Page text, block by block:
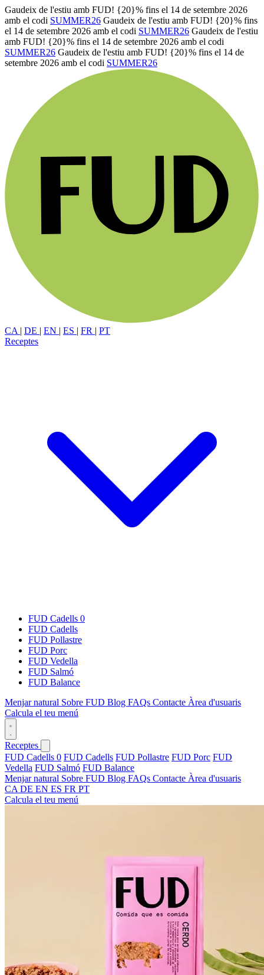
Gaudeix de l'estiu amb FUD! {20}% fins el 14 de setembre 2026
amb el codi SUMMER26 Gaudeix de l'estiu amb FUD! {20}% fins
el 14 de setembre 2026 amb el codi SUMMER26 Gaudeix de l'estiu
amb FUD! {20}% fins el 14 de setembre 2026 amb el codi
SUMMER26 Gaudeix de l'estiu amb FUD! {20}% fins el 14 de
setembre 2026 amb el codi SUMMER26
CA | DE | EN | ES | FR | PT
Receptes
FUD Cadells 0
FUD Cadells
FUD Pollastre
FUD Porc
FUD Vedella
FUD Salmó
FUD Balance
Menjar natural Sobre FUD Blog FAQs Contacte Àrea d'usuaris
Calcula el teu menú
Receptes
FUD Cadells 0 FUD Cadells FUD Pollastre FUD Porc FUD
Vedella FUD Salmó FUD Balance
Menjar natural Sobre FUD Blog FAQs Contacte Àrea d'usuaris
CA DE EN ES FR PT
Calcula el teu menú